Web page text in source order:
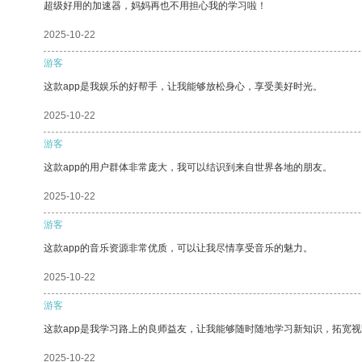
超级好用的加速器，妈妈再也不用担心我的学习啦！
2025-10-22
游客
这款app是我娱乐的好帮手，让我能够放松身心，享受美好时光。
2025-10-22
游客
这款app的用户群体非常庞大，我可以结识到来自世界各地的朋友。
2025-10-22
游客
这款app的音乐资源非常优质，可以让我尽情享受音乐的魅力。
2025-10-22
游客
这款app是我学习路上的良师益友，让我能够随时随地学习新知识，拓宽
2025-10-22